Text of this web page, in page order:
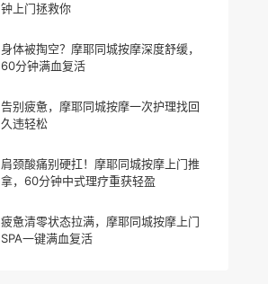
钟上门拯救你
身体被掏空？摩耶同城按摩深度舒缓，
60分钟满血复活
告别疲惫，摩耶同城按摩一次护理找回
久违轻松
肩颈酸痛别硬扛！摩耶同城按摩上门推
拿，60分钟中式理疗重获轻盈
疲惫清零状态拉满，摩耶同城按摩上门
SPA一键满血复活